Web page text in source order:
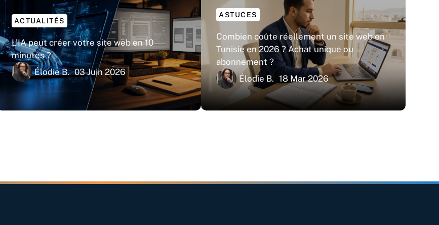
ACTUALITÉS
L’IA peut créer votre site web en 10
minutes ?
Élodie B. 03 Juin 2026
ASTUCES
Combien coûte réellement un site web en
Tunisie en 2026 ? Achat unique ou
abonnement ?
Élodie B. 18 Mar 2026